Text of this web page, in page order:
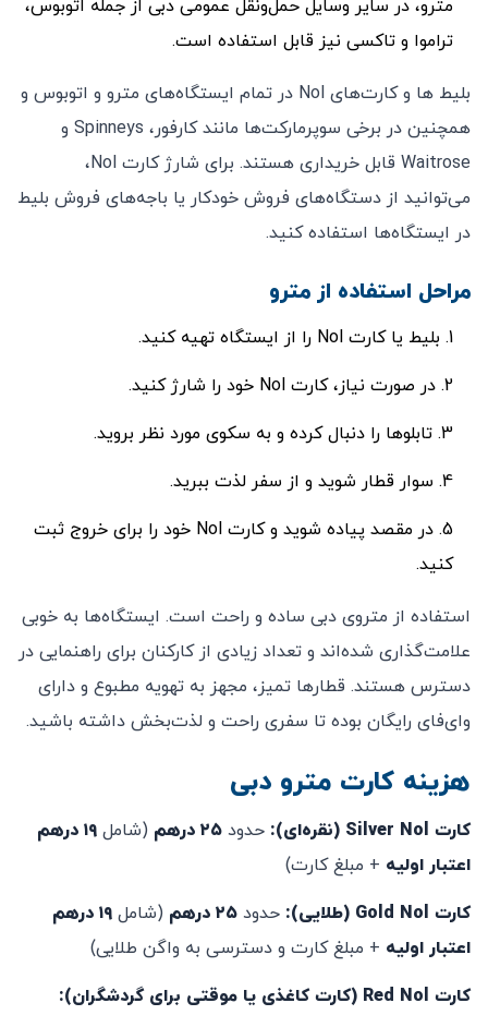
مترو، در سایر وسایل حمل‌ونقل عمومی دبی از جمله اتوبوس،
تراموا و تاکسی نیز قابل استفاده است.
بلیط ها و کارت‌های Nol در تمام ایستگاه‌های مترو و اتوبوس و
همچنین در برخی سوپرمارکت‌ها مانند کارفور، Spinneys و
Waitrose قابل خریداری هستند. برای شارژ کارت Nol،
می‌توانید از دستگاه‌های فروش خودکار یا باجه‌های فروش بلیط
در ایستگاه‌ها استفاده کنید.
مراحل استفاده از مترو
بلیط یا کارت Nol را از ایستگاه تهیه کنید.
در صورت نیاز، کارت Nol خود را شارژ کنید.
تابلوها را دنبال کرده و به سکوی مورد نظر بروید.
سوار قطار شوید و از سفر لذت ببرید.
در مقصد پیاده شوید و کارت Nol خود را برای خروج ثبت
کنید.
استفاده از متروی دبی ساده و راحت است. ایستگاه‌ها به خوبی
علامت‌گذاری شده‌اند و تعداد زیادی از کارکنان برای راهنمایی در
دسترس هستند. قطارها تمیز، مجهز به تهویه مطبوع و دارای
وای‌فای رایگان بوده تا سفری راحت و لذت‌بخش داشته باشید.
هزینه کارت مترو دبی
کارت Silver Nol (نقره‌ای): حدود ۲۵ درهم (شامل
۱۹ درهم
اعتبار اولیه + مبلغ کارت)
کارت Gold Nol (طلایی):
حدود ۲۵ درهم (شامل
۱۹ درهم
اعتبار اولیه + مبلغ کارت و دسترسی به واگن طلایی)
کارت Red Nol (کارت کاغذی یا موقتی برای گردشگران):